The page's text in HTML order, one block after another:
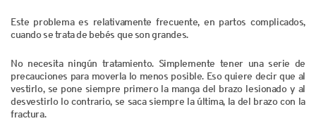
Este problema es relativamente frecuente, en partos complicados,
cuando se trata de bebés que son grandes.
No necesita ningún tratamiento. Simplemente tener una serie de
precauciones para moverla lo menos posible. Eso quiere decir que al
vestirlo, se pone siempre primero la manga del brazo lesionado y al
desvestirlo lo contrario, se saca siempre la última, la del brazo con la
fractura.